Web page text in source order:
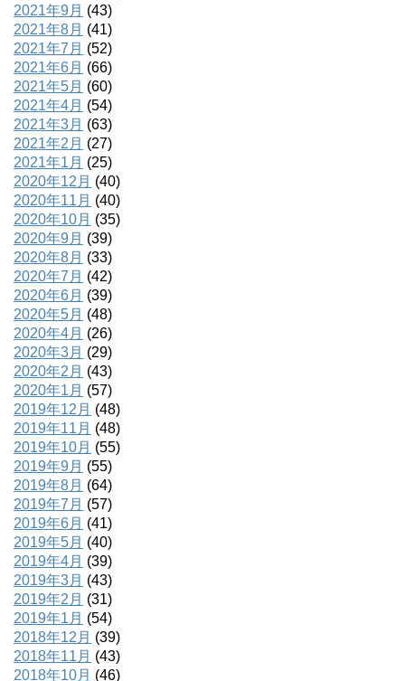
2021年9月 (43)
2021年8月 (41)
2021年7月 (52)
2021年6月 (66)
2021年5月 (60)
2021年4月 (54)
2021年3月 (63)
2021年2月 (27)
2021年1月 (25)
2020年12月 (40)
2020年11月 (40)
2020年10月 (35)
2020年9月 (39)
2020年8月 (33)
2020年7月 (42)
2020年6月 (39)
2020年5月 (48)
2020年4月 (26)
2020年3月 (29)
2020年2月 (43)
2020年1月 (57)
2019年12月 (48)
2019年11月 (48)
2019年10月 (55)
2019年9月 (55)
2019年8月 (64)
2019年7月 (57)
2019年6月 (41)
2019年5月 (40)
2019年4月 (39)
2019年3月 (43)
2019年2月 (31)
2019年1月 (54)
2018年12月 (39)
2018年11月 (43)
2018年10月 (46)